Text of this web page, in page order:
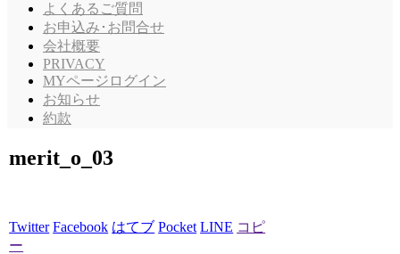
よくあるご質問
お申込み･お問合せ
会社概要
PRIVACY
MYページログイン
お知らせ
約款
merit_o_03
Twitter Facebook はてブ Pocket LINE コピ
ー